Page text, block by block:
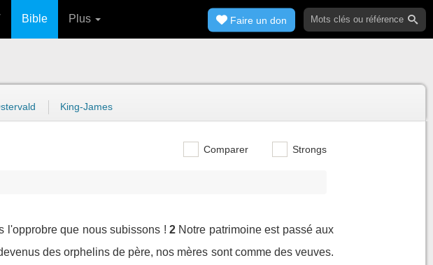
Bible Plus Faire un don
King-James
Comparer Strongs
l'opprobre que nous subissons ! 2 Notre patrimoine est passé aux
des orphelins de père, nos mères sont comme des veuves.